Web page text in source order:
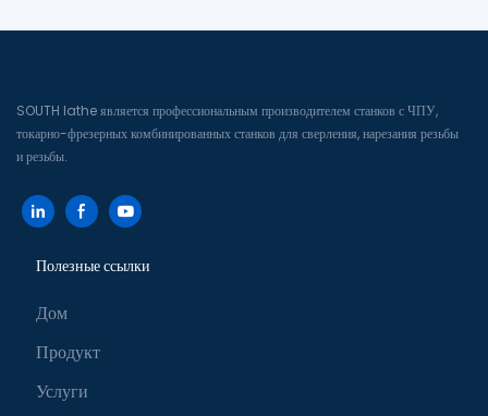
виртуальным Y-образным
SOUTH lathe является профессиональным производителем станков с ЧПУ,
токарно-фрезерных комбинированных станков для сверления, нарезания резьбы
и резьбы.
Полезные ссылки
Дом
Продукт
Услуги